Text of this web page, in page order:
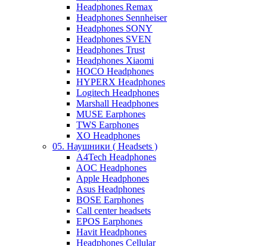
Headphones Remax
Headphones Sennheiser
Headphones SONY
Headphones SVEN
Headphones Trust
Headphones Xiaomi
HOCO Headphones
HYPERX Headphones
Logitech Headphones
Marshall Headphones
MUSE Earphones
TWS Earphones
XO Headphones
05. Наушники ( Headsets )
A4Tech Headphones
AOC Headphones
Apple Headphones
Asus Headphones
BOSE Earphones
Call center headsets
EPOS Earphones
Havit Headphones
Headphones Cellular